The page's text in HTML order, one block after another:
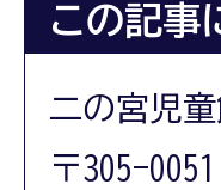
この記事
二の宮児
〒305-